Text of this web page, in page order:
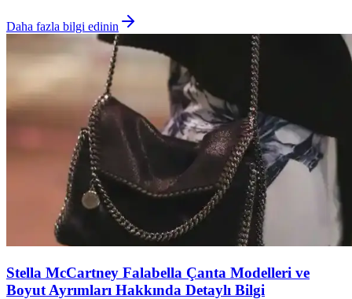
Daha fazla bilgi edinin
Stella McCartney Falabella Çanta Modelleri ve
Boyut Ayrımları Hakkında Detaylı Bilgi